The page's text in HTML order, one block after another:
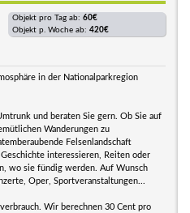
Objekt pro Tag ab: 60€
Objekt p. Woche ab: 420€
in der Nationalparkregion
und beraten Sie gern. Ob Sie auf
Wanderungen zu
Felsenlandschaft
interessieren, Reiten oder
wo sie fündig werden. Auf Wunsch
Oper, Sportveranstaltungen...
Wir berechnen 30 Cent pro